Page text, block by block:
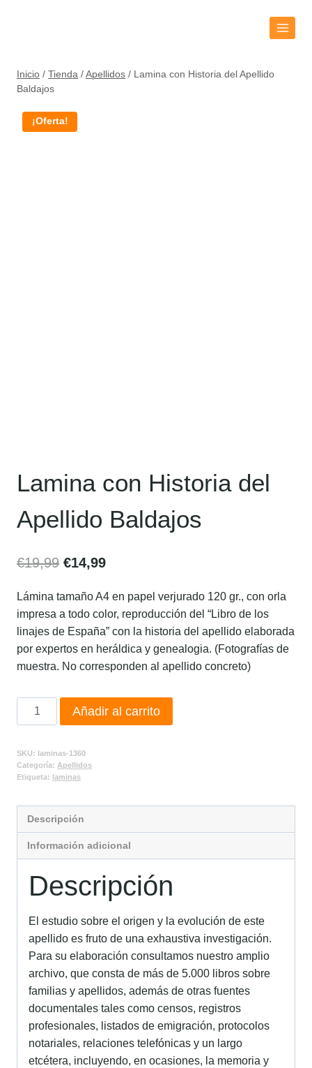
Inicio / Tienda / Apellidos / Lamina con Historia del Apellido
Baldajos
¡Oferta!
Lamina con Historia del
Apellido Baldajos
€19,99 €14,99
Lámina tamaño A4 en papel verjurado 120 gr., con orla
impresa a todo color, reproducción del “Libro de los
linajes de España” con la historia del apellido elaborada
por expertos en heráldica y genealogia. (Fotografías de
muestra. No corresponden al apellido concreto)
Añadir al carrito
SKU: laminas-1360
Categoría: Apellidos
Etiqueta: laminas
Descripción
Información adicional
Descripción
El estudio sobre el origen y la evolución de este
apellido es fruto de una exhaustiva investigación.
Para su elaboración consultamos nuestro amplio
archivo, que consta de más de 5.000 libros sobre
familias y apellidos, además de otras fuentes
documentales tales como censos, registros
profesionales, listados de emigración, protocolos
notariales, relaciones telefónicas y un largo
etcétera, incluyendo, en ocasiones, la memoria y